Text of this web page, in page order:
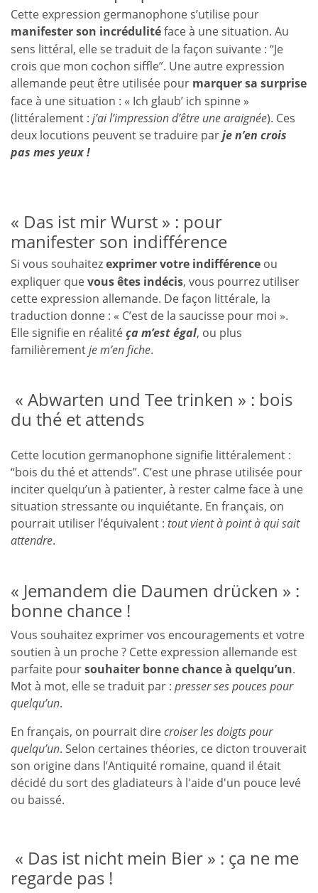
Cette expression germanophone s’utilise pour
manifester son incrédulitéface à une situation. Au
sens littéral, elle se traduit de la façon suivante : “Je
crois que mon cochon siffle”. Une autre expression
allemande peut être utilisée pour marquer sa surprise
face à une situation : « Ich glaub’ ich spinne »
(littéralement : j’ai l’impression d’être une araignée). Ces
deux locutions peuvent se traduire parje n’en crois
pas mes yeux !
« Das ist mir Wurst » : pour
manifester son indifférence
Si vous souhaitezexprimer votre indifférence ou
expliquer quevous êtes indécis, vous pourrez utiliser
cette expression allemande. De façon littérale, la
traduction donne : « C’est de la saucisse pour moi ».
Elle signifie en réalitéça m’est égal, ou plus
familièrementje m’en fiche.
« Abwarten und Tee trinken » : bois
du thé et attends
Cette locution germanophone signifie littéralement :
“bois du thé et attends”. C’est une phrase utilisée pour
inciter quelqu’un à patienter, à rester calme face à une
situation stressante ou inquiétante. En français, on
pourrait utiliser l’équivalent : tout vient à point à qui sait
attendre.
« Jemandem die Daumen drücken » :
bonne chance !
Vous souhaitez exprimer vos encouragements et votre
soutien à un proche ? Cette expression allemande est
parfaite poursouhaiter bonne chance à quelqu’un.
Mot à mot, elle se traduit par : presser ses pouces pour
quelqu’un.
En français, on pourrait direcroiser les doigts pour
quelqu’un. Selon certaines théories, ce dicton trouverait
son origine dans l’Antiquité romaine, quand il était
décidé du sort des gladiateurs à l'aide d'un pouce levé
ou baissé.
« Das ist nicht mein Bier » : ça ne me
regarde pas !